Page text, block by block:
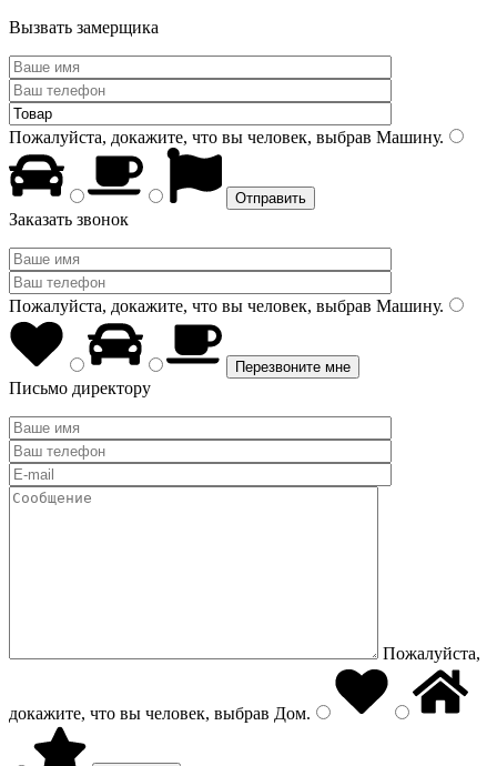
Вызвать замерщика
Пожалуйста, докажите, что вы человек, выбрав Машину.
Заказать звонок
Пожалуйста, докажите, что вы человек, выбрав Машину.
Письмо директору
Пожалуйста,
докажите, что вы человек, выбрав Дом.